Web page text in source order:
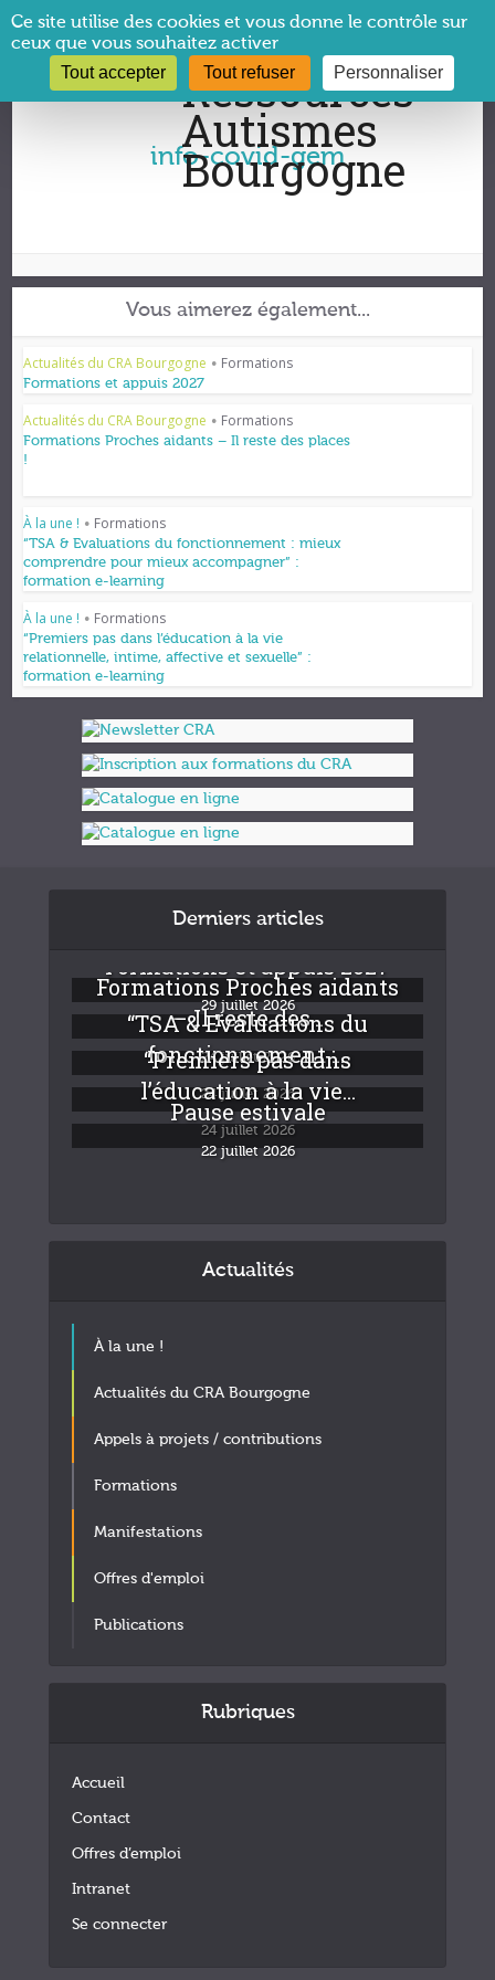
Vous êtes ici :CRA Bourgogne→info-covid-gem
info-covid-gem
Vous aimerez également...
Actualités du CRA Bourgogne • Formations
Formations et appuis 2027
Actualités du CRA Bourgogne • Formations
Formations Proches aidants – Il reste des places
!
À la une ! • Formations
“TSA & Evaluations du fonctionnement : mieux
comprendre pour mieux accompagner” :
formation e-learning
À la une ! • Formations
“Premiers pas dans l’éducation à la vie
relationnelle, intime, affective et sexuelle” :
formation e-learning
Derniers articles
Formations et appuis 2027
29 juillet 2026
Formations Proches aidants
– Il reste des...
24 juillet 2026
“TSA & Evaluations du
fonctionnement :...
24 juillet 2026
“Premiers pas dans
l’éducation à la vie...
24 juillet 2026
Pause estivale
22 juillet 2026
Actualités
À la une !
Actualités du CRA Bourgogne
Appels à projets / contributions
Formations
Manifestations
Offres d'emploi
Publications
Rubriques
Accueil
Contact
Offres d’emploi
Intranet
Se connecter
Panneau de gestion des cookies
Ce site utilise des cookies et vous donne le contrôle sur
ceux que vous souhaitez activer
Tout accepter Tout refuser Personnaliser